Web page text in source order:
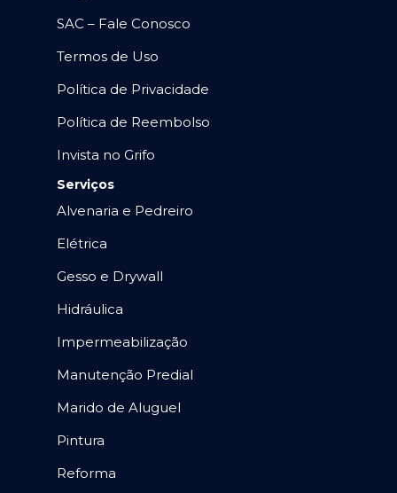
SAC – Fale Conosco
Termos de Uso
Política de Privacidade
Política de Reembolso
Invista no Grifo
Serviços
Alvenaria e Pedreiro
Elétrica
Gesso e Drywall
Hidráulica
Impermeabilização
Manutenção Predial
Marido de Aluguel
Pintura
Reforma